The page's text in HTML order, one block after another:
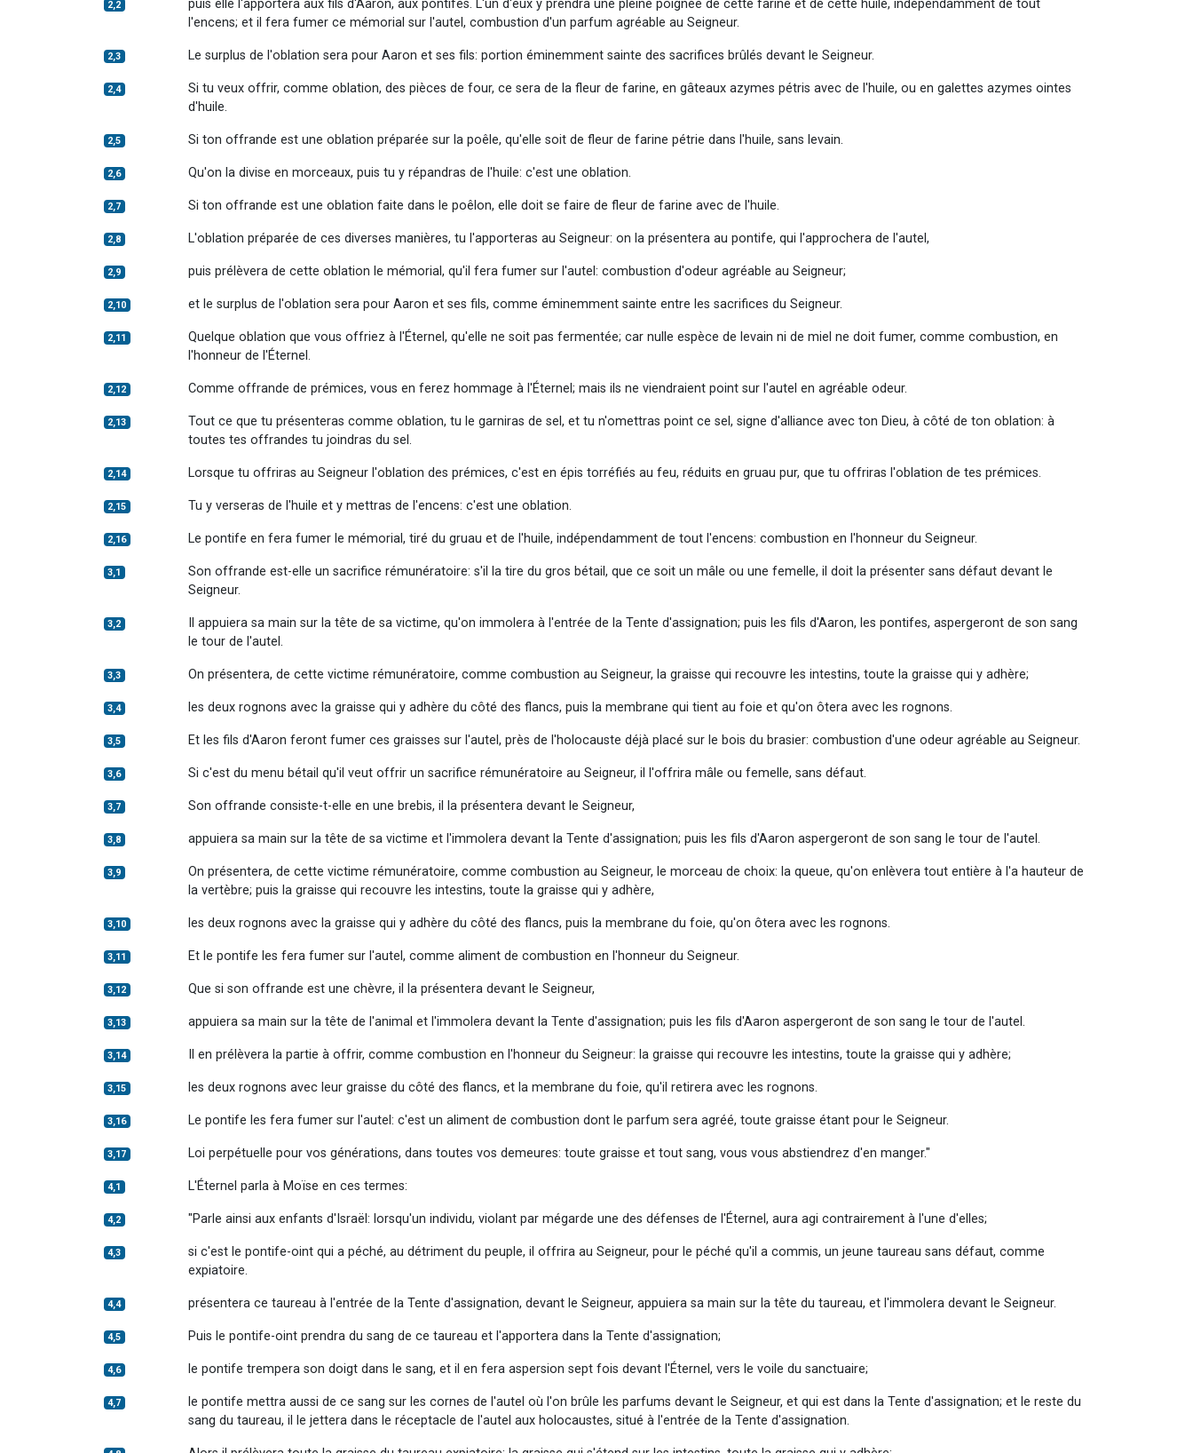
2,2
puis elle l'apportera aux fils d'Aaron, aux pontifes. L'un d'eux y prendra une pleine poignée de cette farine et de cette huile, indépendamment de tout
l'encens; et il fera fumer ce mémorial sur l'autel, combustion d'un parfum agréable au Seigneur.
2,3 Le surplus de l'oblation sera pour Aaron et ses fils: portion éminemment sainte des sacrifices brûlés devant le Seigneur.
2,4
Si tu veux offrir, comme oblation, des pièces de four, ce sera de la fleur de farine, en gâteaux azymes pétris avec de l'huile, ou en galettes azymes ointes
d'huile.
2,5 Si ton offrande est une oblation préparée sur la poêle, qu'elle soit de fleur de farine pétrie dans l'huile, sans levain.
2,6 Qu'on la divise en morceaux, puis tu y répandras de l'huile: c'est une oblation.
2,7 Si ton offrande est une oblation faite dans le poêlon, elle doit se faire de fleur de farine avec de l'huile.
2,8 L'oblation préparée de ces diverses manières, tu l'apporteras au Seigneur: on la présentera au pontife, qui l'approchera de l'autel,
2,9 puis prélèvera de cette oblation le mémorial, qu'il fera fumer sur l'autel: combustion d'odeur agréable au Seigneur;
2,10 et le surplus de l'oblation sera pour Aaron et ses fils, comme éminemment sainte entre les sacrifices du Seigneur.
2,11
Quelque oblation que vous offriez à l'Éternel, qu'elle ne soit pas fermentée; car nulle espèce de levain ni de miel ne doit fumer, comme combustion, en
l'honneur de l'Éternel.
2,12 Comme offrande de prémices, vous en ferez hommage à l'Éternel; mais ils ne viendraient point sur l'autel en agréable odeur.
2,13
Tout ce que tu présenteras comme oblation, tu le garniras de sel, et tu n'omettras point ce sel, signe d'alliance avec ton Dieu, à côté de ton oblation: à
toutes tes offrandes tu joindras du sel.
2,14 Lorsque tu offriras au Seigneur l'oblation des prémices, c'est en épis torréfiés au feu, réduits en gruau pur, que tu offriras l'oblation de tes prémices.
2,15 Tu y verseras de l'huile et y mettras de l'encens: c'est une oblation.
2,16 Le pontife en fera fumer le mémorial, tiré du gruau et de l'huile, indépendamment de tout l'encens: combustion en l'honneur du Seigneur.
3,1
Son offrande est-elle un sacrifice rémunératoire: s'il la tire du gros bétail, que ce soit un mâle ou une femelle, il doit la présenter sans défaut devant le
Seigneur.
3,2
Il appuiera sa main sur la tête de sa victime, qu'on immolera à l'entrée de la Tente d'assignation; puis les fils d'Aaron, les pontifes, aspergeront de son sang
le tour de l'autel.
3,3 On présentera, de cette victime rémunératoire, comme combustion au Seigneur, la graisse qui recouvre les intestins, toute la graisse qui y adhère;
3,4 les deux rognons avec la graisse qui y adhère du côté des flancs, puis la membrane qui tient au foie et qu'on ôtera avec les rognons.
3,5 Et les fils d'Aaron feront fumer ces graisses sur l'autel, près de l'holocauste déjà placé sur le bois du brasier: combustion d'une odeur agréable au Seigneur.
3,6 Si c'est du menu bétail qu'il veut offrir un sacrifice rémunératoire au Seigneur, il l'offrira mâle ou femelle, sans défaut.
3,7 Son offrande consiste-t-elle en une brebis, il la présentera devant le Seigneur,
3,8 appuiera sa main sur la tête de sa victime et l'immolera devant la Tente d'assignation; puis les fils d'Aaron aspergeront de son sang le tour de l'autel.
3,9
On présentera, de cette victime rémunératoire, comme combustion au Seigneur, le morceau de choix: la queue, qu'on enlèvera tout entière à l'a hauteur de
la vertèbre; puis la graisse qui recouvre les intestins, toute la graisse qui y adhère,
3,10 les deux rognons avec la graisse qui y adhère du côté des flancs, puis la membrane du foie, qu'on ôtera avec les rognons.
3,11 Et le pontife les fera fumer sur l'autel, comme aliment de combustion en l'honneur du Seigneur.
3,12 Que si son offrande est une chèvre, il la présentera devant le Seigneur,
3,13 appuiera sa main sur la tête de l'animal et l'immolera devant la Tente d'assignation; puis les fils d'Aaron aspergeront de son sang le tour de l'autel.
3,14 Il en prélèvera la partie à offrir, comme combustion en l'honneur du Seigneur: la graisse qui recouvre les intestins, toute la graisse qui y adhère;
3,15 les deux rognons avec leur graisse du côté des flancs, et la membrane du foie, qu'il retirera avec les rognons.
3,16 Le pontife les fera fumer sur l'autel: c'est un aliment de combustion dont le parfum sera agréé, toute graisse étant pour le Seigneur.
3,17 Loi perpétuelle pour vos générations, dans toutes vos demeures: toute graisse et tout sang, vous vous abstiendrez d'en manger."
4,1 L'Éternel parla à Moïse en ces termes:
4,2 "Parle ainsi aux enfants d'Israël: lorsqu'un individu, violant par mégarde une des défenses de l'Éternel, aura agi contrairement à l'une d'elles;
4,3
si c'est le pontife-oint qui a péché, au détriment du peuple, il offrira au Seigneur, pour le péché qu'il a commis, un jeune taureau sans défaut, comme
expiatoire.
4,4 présentera ce taureau à l'entrée de la Tente d'assignation, devant le Seigneur, appuiera sa main sur la tête du taureau, et l'immolera devant le Seigneur.
4,5 Puis le pontife-oint prendra du sang de ce taureau et l'apportera dans la Tente d'assignation;
4,6 le pontife trempera son doigt dans le sang, et il en fera aspersion sept fois devant l'Éternel, vers le voile du sanctuaire;
4,7
le pontife mettra aussi de ce sang sur les cornes de l'autel où l'on brûle les parfums devant le Seigneur, et qui est dans la Tente d'assignation; et le reste du
sang du taureau, il le jettera dans le réceptacle de l'autel aux holocaustes, situé à l'entrée de la Tente d'assignation.